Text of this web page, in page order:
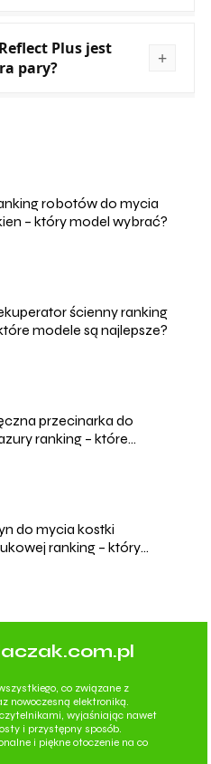
Plus jest
pary?
robotów do mycia
– który model wybrać?
ścienny ranking
modele są najlepsze?
przecinarka do
ranking – które
do mycia kostki
ranking – który
co związane z
nowoczesną elektroniką.
wyjaśniając nawet
i przystępny sposób.
i piękne otoczenie na co